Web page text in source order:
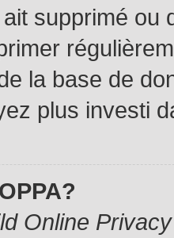
ait supprimé
la base de
plus investi
Online